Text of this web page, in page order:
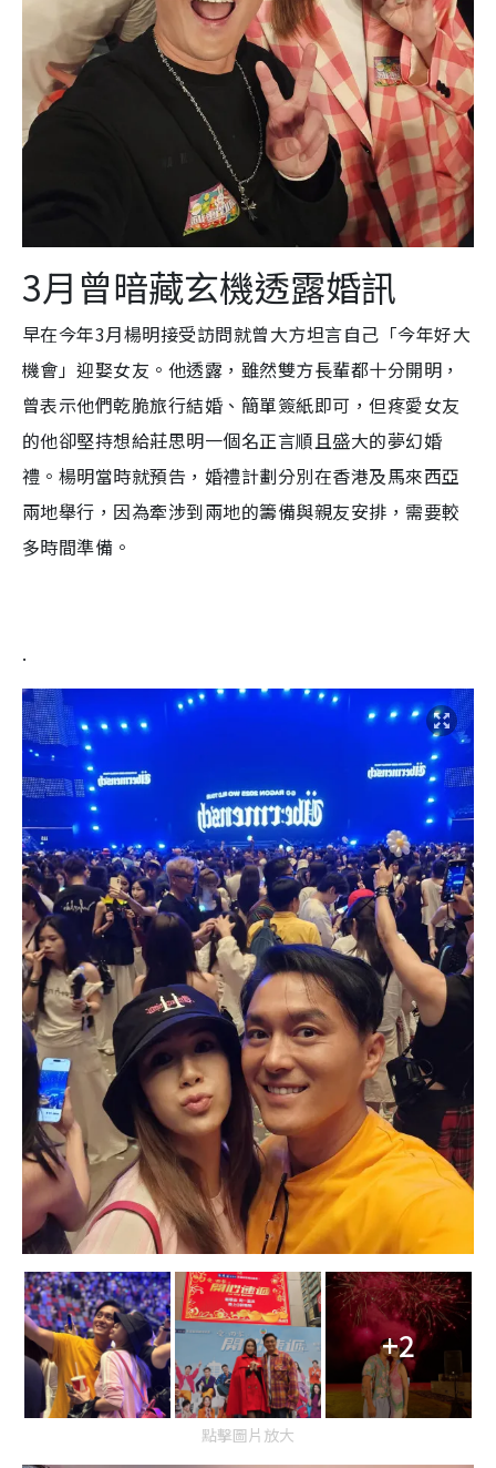
3月曾暗藏玄機透露婚訊
早在今年3月楊明接受訪問就曾大方坦言自己「今年好大
機會」迎娶女友。他透露，雖然雙方長輩都十分開明，
曾表示他們乾脆旅行結婚、簡單簽紙即可，但疼愛女友
的他卻堅持想給莊思明一個名正言順且盛大的夢幻婚
禮。楊明當時就預告，婚禮計劃分別在香港及馬來西亞
兩地舉行，因為牽涉到兩地的籌備與親友安排，需要較
多時間準備。
.
+2
點擊圖片放大